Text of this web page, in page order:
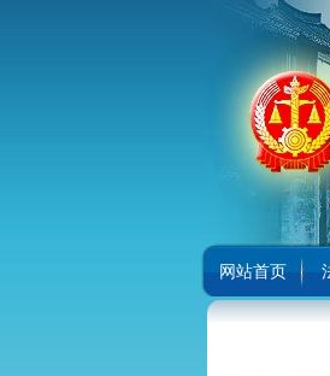
网站首页